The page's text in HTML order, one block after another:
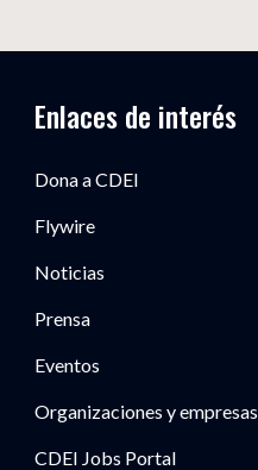
Enlaces de interés
Dona a CDEI
Flywire
Noticias
Prensa
Eventos
Organizaciones y empresas
CDEI Jobs Portal